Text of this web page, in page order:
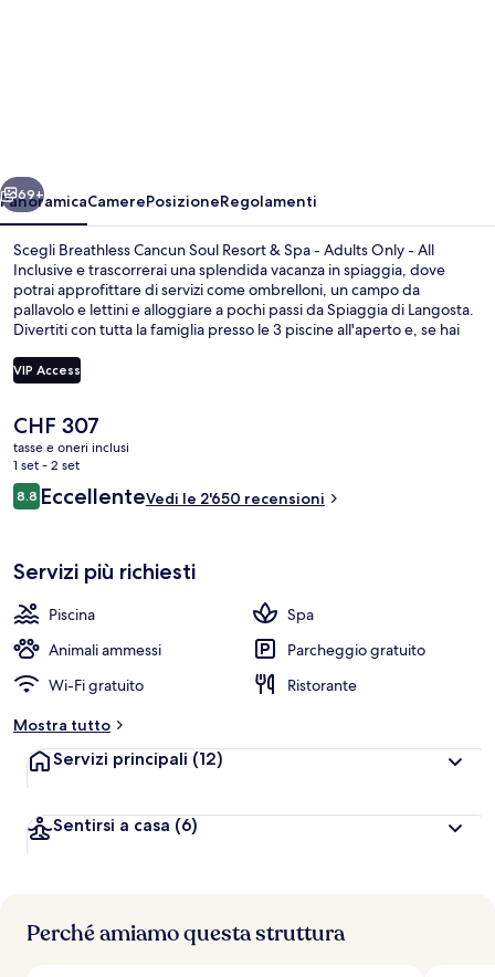
Spa
-
Adults
Only
All
Inclusive
Avanti
69+
PanoramicaCamerePosizioneRegolamenti
Scegli Breathless Cancun Soul Resort & Spa - Adults Only - All
Inclusive e trascorrerai una splendida vacanza in spiaggia, dove
potrai approfittare di servizi come ombrelloni, un campo da
pallavolo e lettini e alloggiare a pochi passi da Spiaggia di Langosta.
Divertiti con tutta la famiglia presso le 3 piscine all'aperto e, se hai
tissue”, aromaterapia e idroterapia. Spoon, uno dei 10 ristoranti,
vanta un'ottima vista sul mare e serve la colazione. Gli altri punti di
panoramica e un bar a bordo piscina. Gli ospiti apprezzano molto il
personale gentile e il ristorante.
VIP Access
Il
prezzo
attuale
è
CHF 307
CHF 307
tasse e oneri inclusi
1 set - 2 set
Recensioni
8.88.8 su 10
EccellenteVedi le 2'650 recensioni
Servizi più richiesti
Piscina
Spa
Animali ammessi
Parcheggio gratuito
Wi-Fi gratuito
Ristorante
Mostra tutto
Servizi principali (12)
Sentirsi a casa (6)
Perché amiamo questa struttura